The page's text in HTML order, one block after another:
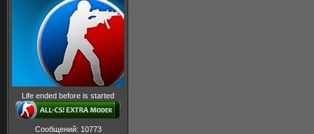
Life ended before is started
Сообщений: 10773